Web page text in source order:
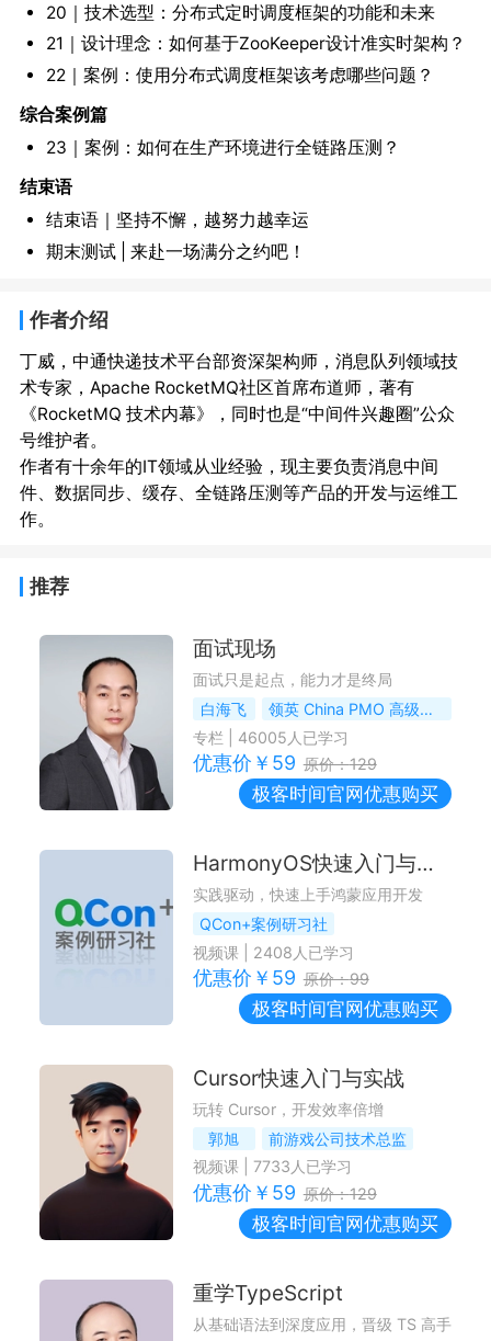
20｜技术选型：分布式定时调度框架的功能和未来
21｜设计理念：如何基于ZooKeeper设计准实时架构？
22｜案例：使用分布式调度框架该考虑哪些问题？
综合案例篇
23｜案例：如何在生产环境进行全链路压测？
结束语
结束语｜坚持不懈，越努力越幸运
期末测试 | 来赴一场满分之约吧！
作者介绍
丁威，中通快递技术平台部资深架构师，消息队列领域技
术专家，Apache RocketMQ社区首席布道师，著有
《RocketMQ 技术内幕》，同时也是“中间件兴趣圈”公众
号维护者。
作者有十余年的IT领域从业经验，现主要负责消息中间
件、数据同步、缓存、全链路压测等产品的开发与运维工
推荐
面试现场
面试只是起点，能力才是终局
白海飞
领英 China PMO 高级经理
专栏
46005 人已学习
优惠价￥ 59 原价：129
极客时间官网优惠购买
HarmonyOS快速入门与实战
实践驱动，快速上手鸿蒙应用开发
QCon+案例研习社
视频课| 2408 人已学习
优惠价￥ 59 原价：99
极客时间官网优惠购买
Cursor快速入门与实战
玩转 Cursor，开发效率倍增
郭旭
前游戏公司技术总监
视频课| 7733人已学习
优惠价￥ 59 原价：129
极客时间官网优惠购买
重学TypeScript
从基础语法到深度应用，晋级 TS 高手